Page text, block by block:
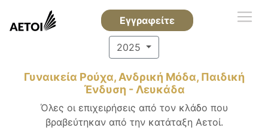
Εγγραφείτε
2025
Γυναικεία Ρούχα, Ανδρική Μόδα, Παιδική
Ένδυση - Λευκάδα
Όλες οι επιχειρήσεις από τον κλάδο που
βραβεύτηκαν από την κατάταξη Αετοί.